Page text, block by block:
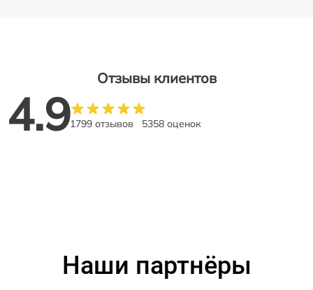
Отзывы клиентов
4.91799 отзывов 5358 оценок
Наши партнёры